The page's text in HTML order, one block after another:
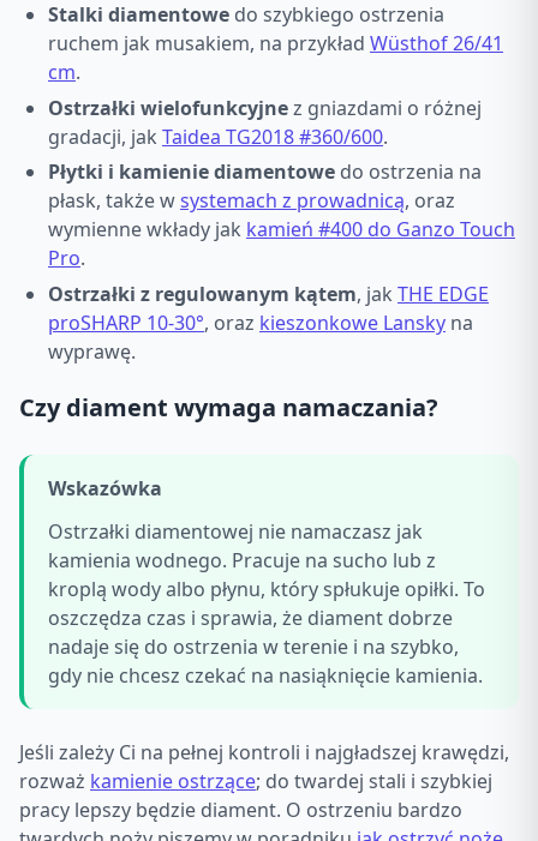
Stalki diamentowe do szybkiego ostrzenia
ruchem jak musakiem, na przykład Wüsthof 26/41
cm.
Ostrzałki wielofunkcyjnez gniazdami o różnej
gradacji, jak Taidea TG2018 #360/600.
Płytki i kamienie diamentowe do ostrzenia na
płask, także wsystemach z prowadnicą, oraz
wymienne wkłady jak kamień #400 do Ganzo Touch
Pro.
Ostrzałki z regulowanym kątem, jak THE EDGE
proSHARP 10-30°, oraz kieszonkowe Lansky na
wyprawę.
Czy diament wymaga namaczania?
Wskazówka
Ostrzałki diamentowej nie namaczasz jak
kamienia wodnego. Pracuje na sucho lub z
kroplą wody albo płynu, który spłukuje opiłki. To
oszczędza czas i sprawia, że diament dobrze
nadaje się do ostrzenia w terenie i na szybko,
gdy nie chcesz czekać na nasiąknięcie kamienia.
Jeśli zależy Ci na pełnej kontroli i najgładszej krawędzi,
rozważ kamienie ostrzące; do twardej stali i szybkiej
pracy lepszy będzie diament. O ostrzeniu bardzo